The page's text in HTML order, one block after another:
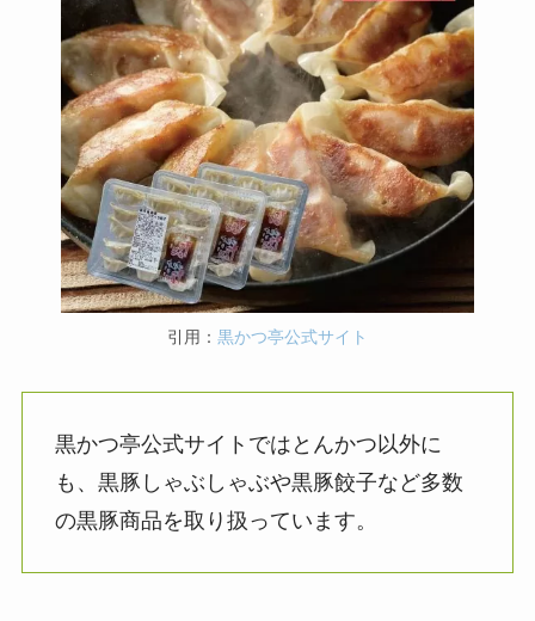
引用： 黒かつ亭公式サイト
黒かつ亭公式サイトではとんかつ以外に
も、黒豚しゃぶしゃぶや黒豚餃子など多数
の黒豚商品を取り扱っています。